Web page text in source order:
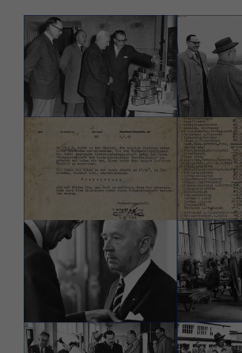
info@yourdomain.com
About us
Lorem ipsum dolor sit amet,
adipiscing elit.
Aenean commodo ligula eget dolor.
Cum sociis natoque penatibus et magnis
montes, nascetur ridiculus mus. Donec
ultricies nec.